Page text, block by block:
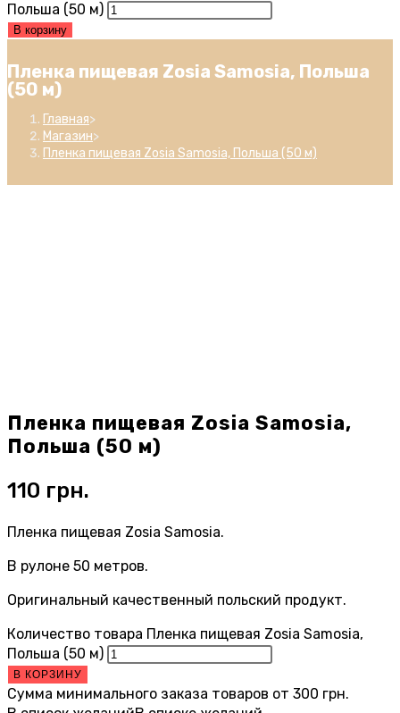
Польша (50 м)
В корзину
Пленка пищевая Zosia Samosia, Польша
(50 м)
Главная>
Магазин>
Пленка пищевая Zosia Samosia, Польша (50 м)
Пленка пищевая Zosia Samosia,
Польша (50 м)
110 грн.
Пленка пищевая Zosia Samosia.
В рулоне 50 метров.
Оригинальный качественный польский продукт.
Количество товара Пленка пищевая Zosia Samosia,
Польша (50 м)
В КОРЗИНУ
Сумма минимального заказа товаров от 300 грн.